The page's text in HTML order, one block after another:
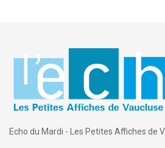
Echo du Mardi - Les Petites Affiches de